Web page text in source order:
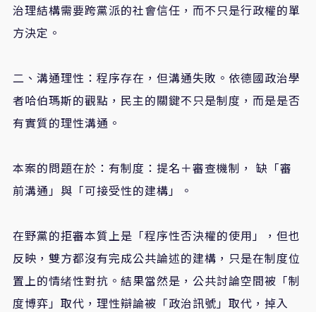
治理結構需要跨黨派的社會信任，而不只是行政權的單
方決定。
二、溝通理性：程序存在，但溝通失敗。依德國政治學
者哈伯瑪斯的觀點，民主的關鍵不只是制度，而是是否
有實質的理性溝通。
本案的問題在於：有制度：提名＋審查機制， 缺「審
前溝通」與「可接受性的建構」。
在野黨的拒審本質上是「程序性否決權的使用」，但也
反映，雙方都沒有完成公共論述的建構，只是在制度位
置上的情绪性對抗。結果當然是，公共討論空間被「制
度博弈」取代，理性辯論被「政治訊號」取代，掉入